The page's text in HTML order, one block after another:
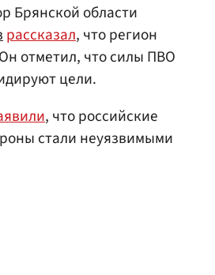
Брянской области
рассказал, что регион
отметил, что силы ПВО
цели.
, что российские
стали неуязвимыми